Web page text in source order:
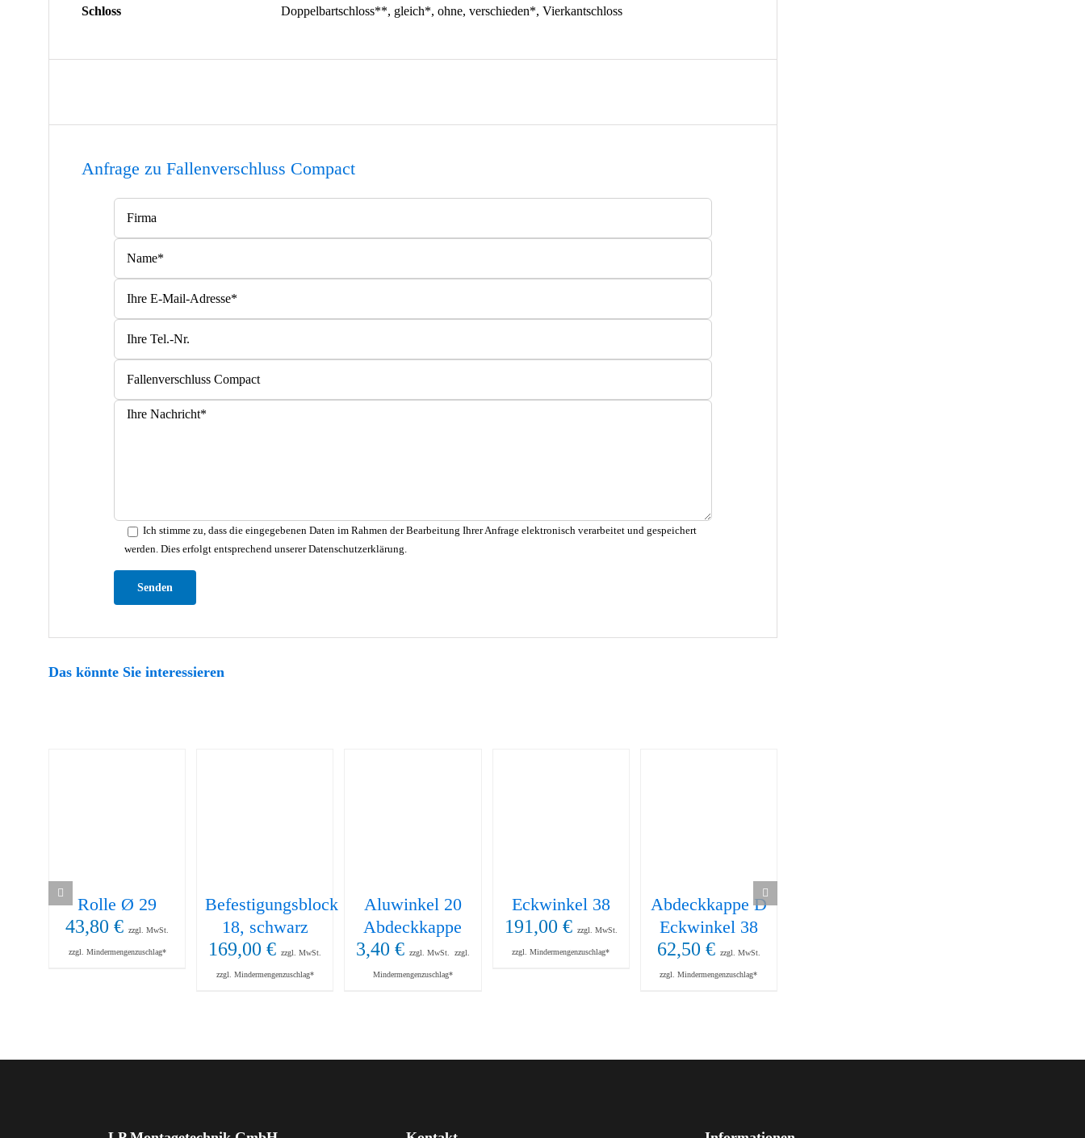
Schloss Doppelbartschloss**, gleich*, ohne, verschieden*, Vierkantschloss
Anfrage zu Fallenverschluss Compact
Ich stimme zu, dass die eingegebenen Daten im Rahmen der Bearbeitung Ihrer Anfrage elektronisch verarbeitet und gespeichert
werden. Dies erfolgt entsprechend unserer Datenschutzerklärung.
Das könnte Sie interessieren
Rolle Ø 29
43,80€ zzgl. MwSt.
zzgl. Mindermengenzuschlag*
Befestigungsblock
18, schwarz
169,00€ zzgl. MwSt.
zzgl. Mindermengenzuschlag*
Aluwinkel 20
Abdeckkappe
3,40 € zzgl. MwSt. zzgl.
Mindermengenzuschlag*
Eckwinkel 38
191,00 € zzgl. MwSt.
zzgl. Mindermengenzuschlag*
Abdeckkappe D
Eckwinkel 38
62,50 € zzgl. MwSt.
zzgl. Mindermengenzuschlag*